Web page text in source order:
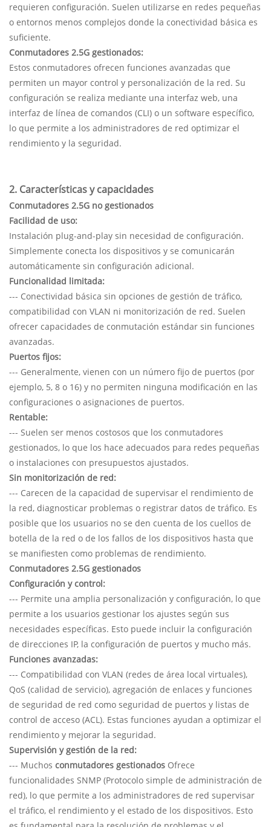
requieren configuración. Suelen utilizarse en redes pequeñas
o entornos menos complejos donde la conectividad básica es
suficiente.
Conmutadores 2.5G gestionados:
Estos conmutadores ofrecen funciones avanzadas que
permiten un mayor control y personalización de la red. Su
configuración se realiza mediante una interfaz web, una
interfaz de línea de comandos (CLI) o un software específico,
lo que permite a los administradores de red optimizar el
rendimiento y la seguridad.
2. Características y capacidades
Conmutadores 2.5G no gestionados
Facilidad de uso:
Instalación plug-and-play sin necesidad de configuración.
Simplemente conecta los dispositivos y se comunicarán
automáticamente sin configuración adicional.
Funcionalidad limitada:
--- Conectividad básica sin opciones de gestión de tráfico,
compatibilidad con VLAN ni monitorización de red. Suelen
ofrecer capacidades de conmutación estándar sin funciones
avanzadas.
Puertos fijos:
--- Generalmente, vienen con un número fijo de puertos (por
ejemplo, 5, 8 o 16) y no permiten ninguna modificación en las
configuraciones o asignaciones de puertos.
Rentable:
--- Suelen ser menos costosos que los conmutadores
gestionados, lo que los hace adecuados para redes pequeñas
o instalaciones con presupuestos ajustados.
Sin monitorización de red:
--- Carecen de la capacidad de supervisar el rendimiento de
la red, diagnosticar problemas o registrar datos de tráfico. Es
posible que los usuarios no se den cuenta de los cuellos de
botella de la red o de los fallos de los dispositivos hasta que
se manifiesten como problemas de rendimiento.
Conmutadores 2.5G gestionados
Configuración y control:
--- Permite una amplia personalización y configuración, lo que
permite a los usuarios gestionar los ajustes según sus
necesidades específicas. Esto puede incluir la configuración
de direcciones IP, la configuración de puertos y mucho más.
Funciones avanzadas:
--- Compatibilidad con VLAN (redes de área local virtuales),
QoS (calidad de servicio), agregación de enlaces y funciones
de seguridad de red como seguridad de puertos y listas de
control de acceso (ACL). Estas funciones ayudan a optimizar el
rendimiento y mejorar la seguridad.
Supervisión y gestión de la red:
--- Muchos conmutadores gestionados Ofrece
funcionalidades SNMP (Protocolo simple de administración de
red), lo que permite a los administradores de red supervisar
el tráfico, el rendimiento y el estado de los dispositivos. Esto